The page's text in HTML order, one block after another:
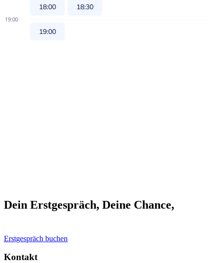
Dein Erstgespräch, Deine Chance,
Erstgespräch buchen
Kontakt